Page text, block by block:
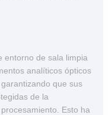
entorno de sala limpia
analíticos ópticos
que sus
de la
Esto ha